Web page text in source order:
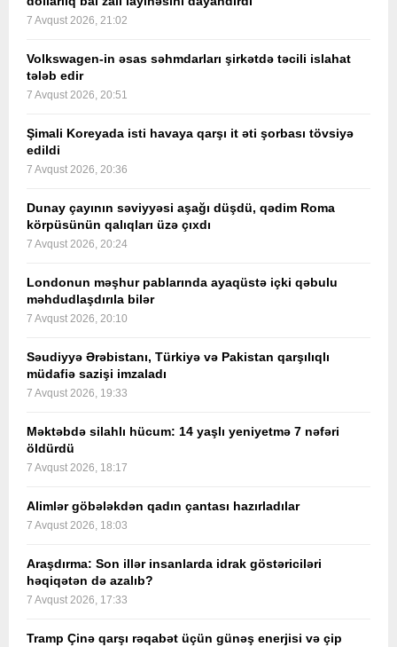
7 Avqust 2026, 21:02
Volkswagen-in əsas səhmdarları şirkətdə təcili islahat
tələb edir
7 Avqust 2026, 20:51
Şimali Koreyada isti havaya qarşı it əti şorbası tövsiyə
edildi
7 Avqust 2026, 20:36
Dunay çayının səviyyəsi aşağı düşdü, qədim Roma
körpüsünün qalıqları üzə çıxdı
7 Avqust 2026, 20:24
Londonun məşhur pablarında ayaqüstə içki qəbulu
məhdudlaşdırıla bilər
7 Avqust 2026, 20:10
Səudiyyə Ərəbistanı, Türkiyə və Pakistan qarşılıqlı
müdafiə sazişi imzaladı
7 Avqust 2026, 19:33
Məktəbdə silahlı hücum: 14 yaşlı yeniyetmə 7 nəfəri
öldürdü
7 Avqust 2026, 18:17
Alimlər göbələkdən qadın çantası hazırladılar
7 Avqust 2026, 18:03
Araşdırma: Son illər insanlarda idrak göstəriciləri
həqiqətən də azalıb?
7 Avqust 2026, 17:33
Tramp Çinə qarşı rəqabət üçün günəş enerjisi və çip